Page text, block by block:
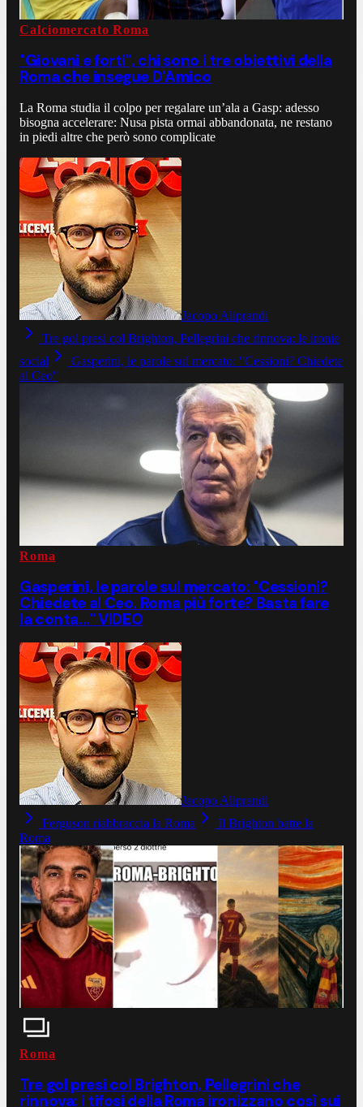
Calciomercato Roma
"Giovani e forti", chi sono i tre obiettivi della
Roma che insegue D'Amico
La Roma studia il colpo per regalare un’ala a Gasp: adesso
bisogna accelerare: Nusa pista ormai abbandonata, ne restano
in piedi altre che però sono complicate
Jacopo Aliprandi
Tre gol presi col Brighton, Pellegrini che rinnova: le ironie
social
Gasperini, le parole sul mercato: "Cessioni? Chiedete
al Ceo"
Roma
Gasperini, le parole sul mercato: "Cessioni?
Chiedete al Ceo. Roma più forte? Basta fare
la conta..." VIDEO
Jacopo Aliprandi
Ferguson riabbraccia la Roma
Il Brighton batte la
Roma
Roma
Tre gol presi col Brighton, Pellegrini che
rinnova: i tifosi della Roma ironizzano così sui